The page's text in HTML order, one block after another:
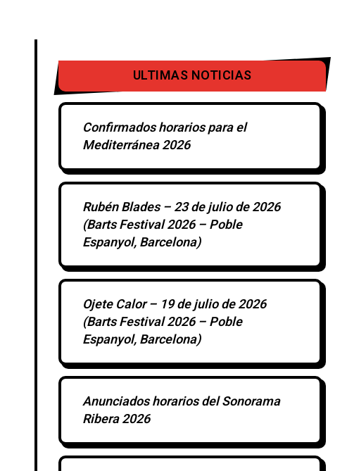
ULTIMAS NOTICIAS
Confirmados horarios para el
Mediterránea 2026
Rubén Blades – 23 de julio de 2026
(Barts Festival 2026 – Poble
Espanyol, Barcelona)
Ojete Calor – 19 de julio de 2026
(Barts Festival 2026 – Poble
Espanyol, Barcelona)
Anunciados horarios del Sonorama
Ribera 2026